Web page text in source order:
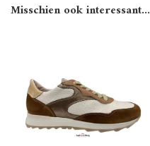
Misschien ook interessant...